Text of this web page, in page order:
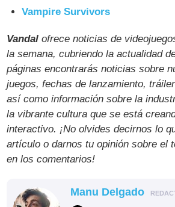
Vampire Survivors
Vandal ofrece noticias de
la semana, cubriendo la actualidad
páginas encontrarás noticias sobre
juegos, fechas de lanzamiento,
así como información sobre la
la vibrante cultura que se está
interactivo. ¡No olvides decirnos lo
artículo o darnos tu opinión sobre el
en los comentarios!
Manu Delgado